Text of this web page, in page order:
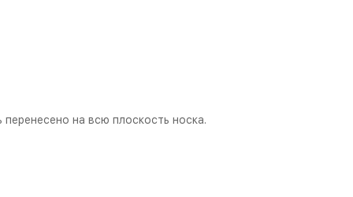
на всю плоскость носка.